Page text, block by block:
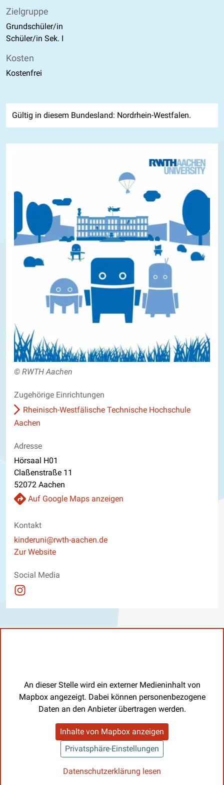
Zielgruppe
Grundschüler/in
Schüler/in Sek. I
Kosten
Kostenfrei
Gültig in diesem Bundesland: Nordrhein-Westfalen.
© RWTH Aachen
Zugehörige Einrichtungen
Rheinisch-Westfälische Technische Hochschule
Aachen
Adresse
Hörsaal H01
Claßenstraße 11
52072 Aachen
Auf Google Maps anzeigen
Kontakt
E-Mail
kinderuni@rwth-aachen.de
Website
Zur Website
Social Media
Auftritt auf Instagram ansehen
An dieser Stelle wird ein externer Medieninhalt von
Mapbox angezeigt. Dabei können personenbezogene
Daten an den Anbieter übertragen werden.
Inhalte von Mapbox anzeigen
Privatsphäre-Einstellungen
Datenschutzerklärung lesen